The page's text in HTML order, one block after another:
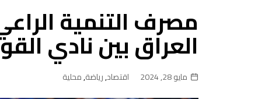
طبخ
مصرف التنمية
العراق بين نادي
مايو 28, 2024 اقتصاد,رياضة,محلية